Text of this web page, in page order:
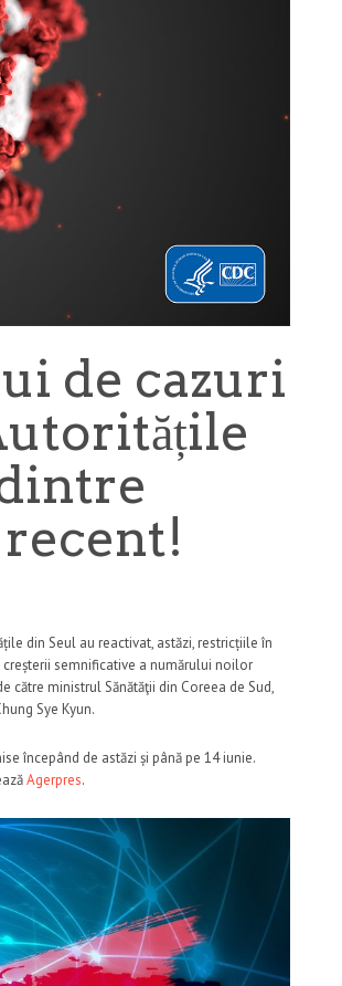
de cazuri
din Seul au reactivat, astăzi, restricțiile în
semnificative a numărului noilor
către ministrul Sănătăţii din Coreea de Sud,
Sye Kyun.
începând de astăzi și până pe 14 iunie.
Agerpres.